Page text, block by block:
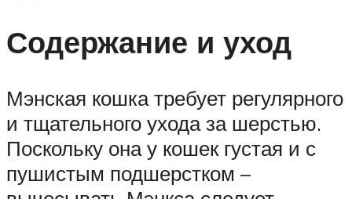
Содержание и уход
Мэнская кошка требует регулярного
и тщательного ухода за шерстью.
Поскольку она у кошек густая и с
пушистым подшерстком –